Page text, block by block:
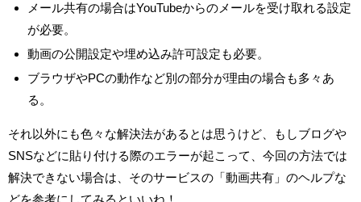
メール共有の場合はYouTubeからのメールを受け取れる設定
が必要。
動画の公開設定や埋め込み許可設定も必要。
ブラウザやPCの動作など別の部分が理由の場合も多々あ
る。
それ以外にも色々な解決法があるとは思うけど、
もしブログや
SNSなどに貼り付ける際のエラーが起こって、 今回の方法では
解決できない場合は、そのサービスの「動画共有」のヘルプな